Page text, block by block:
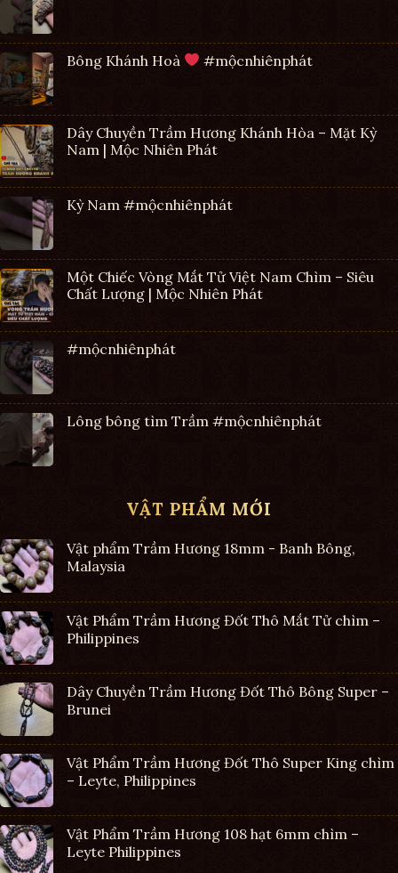
Bông Khánh Hoà #mộcnhiênphát
Dây Chuyền Trầm Hương Khánh Hòa – Mặt Kỳ
Nam | Mộc Nhiên Phát
Kỳ Nam #mộcnhiênphát
Một Chiếc Vòng Mắt Tử Việt Nam Chìm – Siêu
Chất Lượng | Mộc Nhiên Phát
#mộcnhiênphát
Lông bông tìm Trầm #mộcnhiênphát
VẬT PHẨM MỚI
Vật phẩm Trầm Hương 18mm - Banh Bông,
Malaysia
Vật Phẩm Trầm Hương Đốt Thô Mắt Tử chìm –
Philippines
Dây Chuyền Trầm Hương Đốt Thô Bông Super –
Brunei
Vật Phẩm Trầm Hương Đốt Thô Super King chìm
– Leyte, Philippines
Vật Phẩm Trầm Hương 108 hạt 6mm chìm –
Leyte Philippines